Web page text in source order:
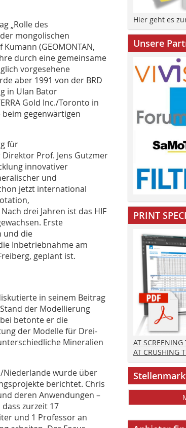
„Rolle des
mongolischen
(GEOMONTAN,
durch eine gemeinsame
vorgesehene
aber 1991 von der BRD
in Ulan Bator
Gold Inc./Toronto in
beim gegenwärtigen
für
Prof. Jens Gutzmer
innovativer
und
jetzt international
drei Jahren ist das HIF
Erste
und die
Inbetriebnahme am
geplant ist.
in seinem Beitrag
der Modellierung
betonte er die
der Modelle für Drei-
Mineralien
Niederlande wurde über
berichtet. Chris
deren Anwendungen –
zurzeit 17
und 1 Professor an
Hier geht es
Unsere
PRINT
AT
AT CRUSHING